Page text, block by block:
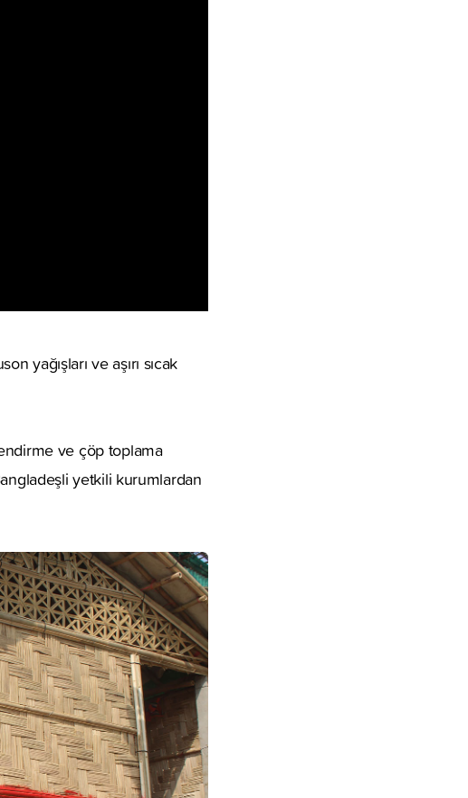
yağışları ve aşırı sıcak
ve çöp toplama
yetkili kurumlardan